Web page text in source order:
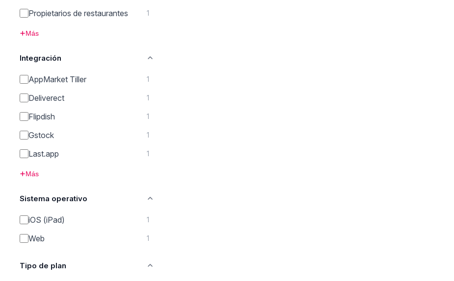
Propietarios de restaurantes 1
Más
Integración
AppMarket Tiller 1
Deliverect 1
Flipdish 1
Gstock 1
Last.app 1
Más
Sistema operativo
iOS (iPad) 1
Web 1
Tipo de plan